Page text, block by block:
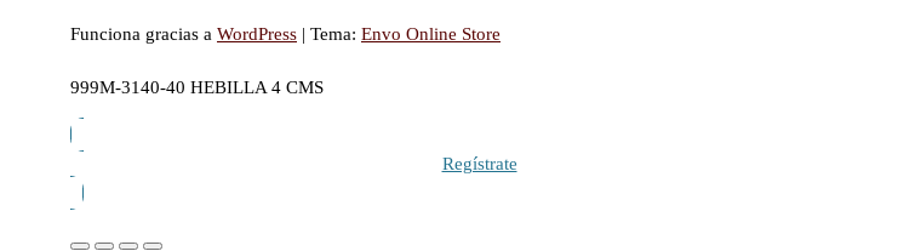
Funciona gracias a WordPress | Tema: Envo Online Store
999M-3140-40 HEBILLA 4 CMS
Regístrate